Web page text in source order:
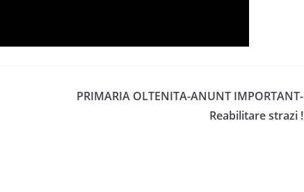
PRIMARIA OLTENITA-ANUNT IMPORTANT-
Reabilitare strazi !